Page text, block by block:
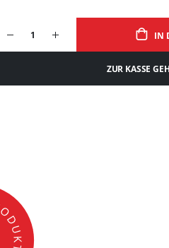
IN
ZUR KASSE